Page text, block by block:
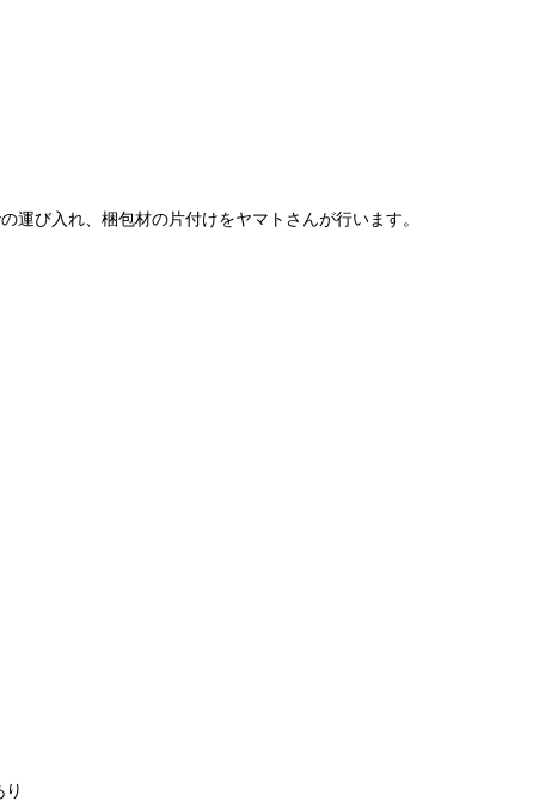
び入れ、梱包材の片付けをヤマトさんが行います。